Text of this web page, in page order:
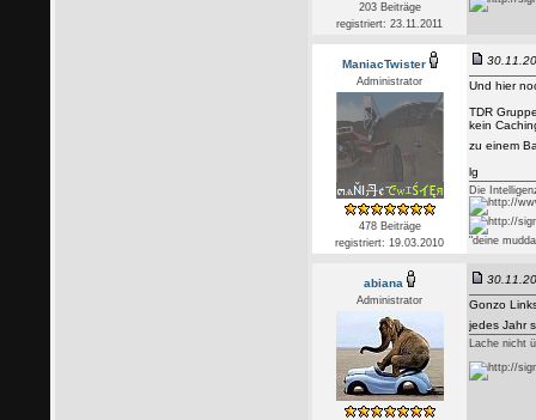
203 Beiträge
registriert: 23.11.2011
ManiacTwister
Administrator
478 Beiträge
registriert: 19.03.2010
Und hier
TDR
kein
zu einem
lg
Die
"deine
abiana
Administrator
Gonzo
jedes Jahr
Lache nicht